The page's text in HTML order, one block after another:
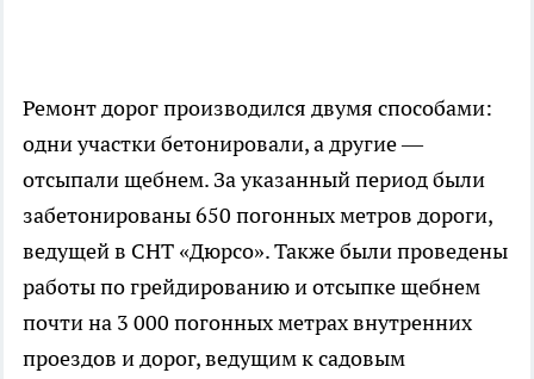
Ремонт дорог производился двумя способами:
одни участки бетонировали, а другие —
отсыпали щебнем. За указанный период были
забетонированы 650 погонных метров дороги,
ведущей в СНТ «Дюрсо». Также были проведены
работы по грейдированию и отсыпке щебнем
почти на 3 000 погонных метрах внутренних
проездов и дорог, ведущим к садовым